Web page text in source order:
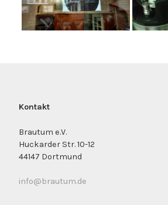
Kontakt
Brautum e.V.
Huckarder Str. 10-12
44147 Dortmund
info@brautum.de